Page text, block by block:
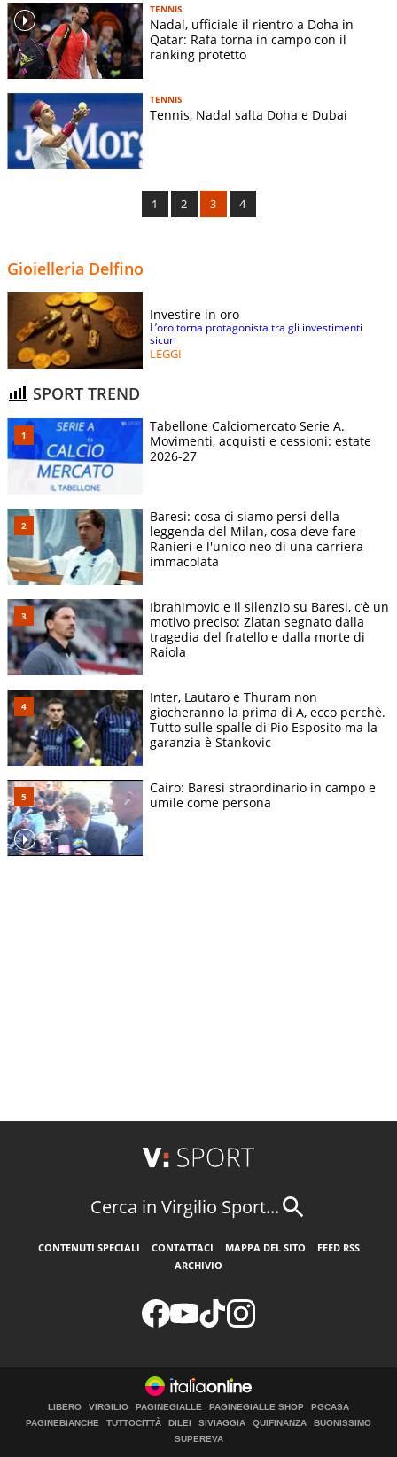
TENNIS
Nadal, ufficiale il rientro a Doha in
Qatar: Rafa torna in campo con il
ranking protetto
TENNIS
Tennis, Nadal salta Doha e Dubai
1 2 3 4
Gioielleria Delfino
Investire in oro
L’oro torna protagonista tra gli investimenti
sicuri
LEGGI
SPORT TREND
Tabellone Calciomercato Serie A.
Movimenti, acquisti e cessioni: estate
2026-27
Baresi: cosa ci siamo persi della
leggenda del Milan, cosa deve fare
Ranieri e l'unico neo di una carriera
immacolata
Ibrahimovic e il silenzio su Baresi, c’è un
motivo preciso: Zlatan segnato dalla
tragedia del fratello e dalla morte di
Raiola
Inter, Lautaro e Thuram non
giocheranno la prima di A, ecco perchè.
Tutto sulle spalle di Pio Esposito ma la
garanzia è Stankovic
Cairo: Baresi straordinario in campo e
umile come persona
Cerca in Virgilio Sport...
CONTENUTI SPECIALI CONTATTACI MAPPA DEL SITO
FEED RSS
ARCHIVIO
LIBERO VIRGILIO PAGINEGIALLE PAGINEGIALLE SHOP
PGCASA
PAGINEBIANCHE
TUTTOCITTÀ DILEI SIVIAGGIA QUIFINANZA
BUONISSIMO
SUPEREVA